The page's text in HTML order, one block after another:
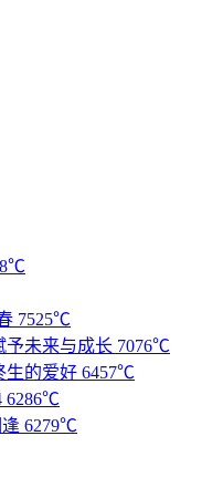
7525℃
予未来与成长 7076℃
生的爱好 6457℃
6286℃
6279℃